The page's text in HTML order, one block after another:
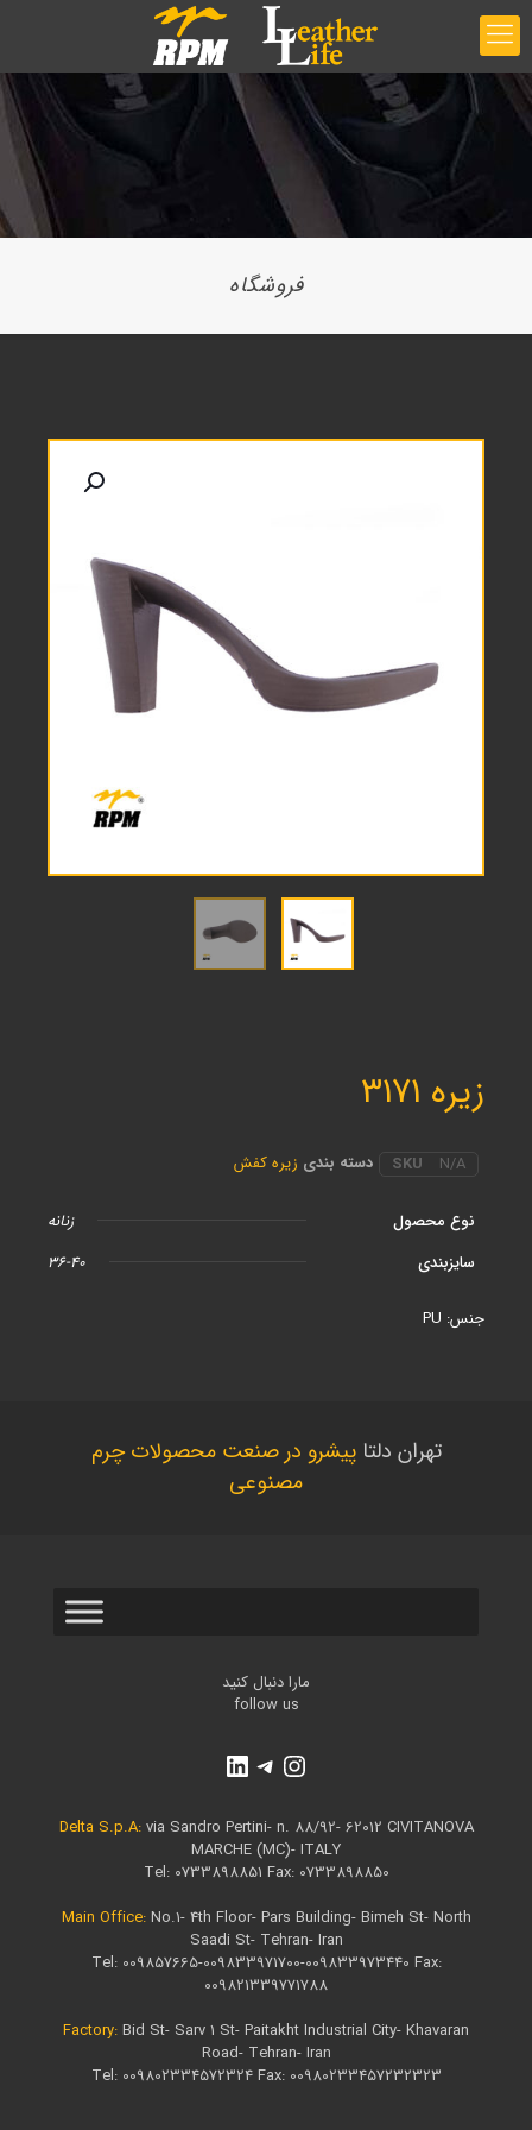
فروشگاه
زیره 3171
SKU N/A دسته بندی زیره کفش
نوع محصول
زنانه
سایزبندی
36-40
جنس: PU
تهران دلتاپیشرو در صنعت محصولات چرم
مصنوعی
مارا دنبال کنید
follow us
Delta S.p.A:via Sandro Pertini- n. 88/92- 62012 CIVITANOVA
MARCHE (MC)- ITALY
Tel: 0733898851 Fax: 0733898850
Main Office​:No.1- 4th Floor- Pars Building- Bimeh St- North
Saadi St- Tehran- Iran
Tel: 009857665-009833971700-009833973440 Fax:
009821339771788
Factory:Bid St- Sarv 1 St- Paitakht Industrial City- Khavaran
Road- Tehran- Iran
Tel: 009802334572324 Fax: 00980233457232323